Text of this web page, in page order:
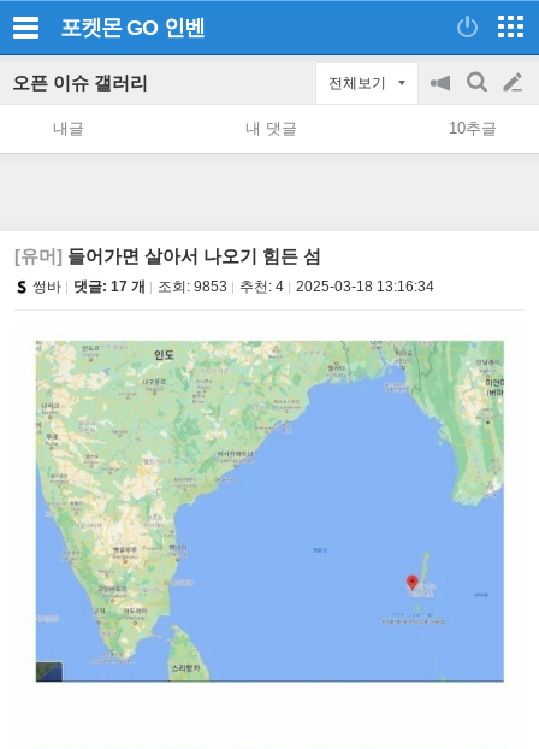
포켓몬 GO 인벤
오픈 이슈 갤러리 전체보기
공
지
on/off
검
색
글
쓰
내글 내 댓글 10추글
[유머] 들어가면 살아서 나오기 힘든 섬
썽바 댓글: 17 개 조회: 9853 추천: 4 2025-03-18 13:16:34